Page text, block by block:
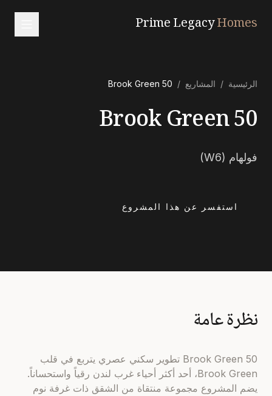
Prime LegacyHomes
الخدمات
المناطق
الرئيسية / المشاريع /
50 Brook Green
50 Brook Green
فولهام (W6)
استفسر عن هذا المشروع
نظرة عامة
50 Brook Green تطوير سكني عصري يتربع في قلب
Brook Green، أحد أكثر أحياء غرب لندن رقياً واستحساناً.
يضم المشروع مجموعة منتقاة من الشقق ذات غرفة نوم